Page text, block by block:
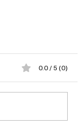
0.0 / 5 (0)